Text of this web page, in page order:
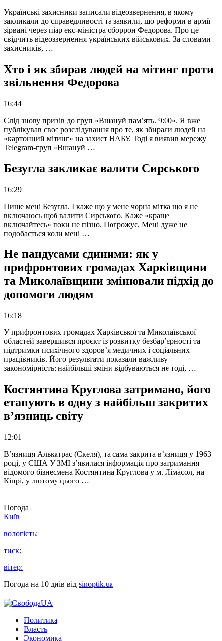
Українські захисники записали відеозвернення, в якому
закликали до справедливості та заявили, що реформи в армії
зірвані через піар екс-міністра оборрон Федорова. Про це
свідчить відеозвернення українських військових. За словами
захисників, …
Хто і як збирав людей на мітинг проти
звільнення Федорова
16:44
Слід знову привів до груп «Вшануй пам’ять. 9:00». Я вже
публікував своє розслідування про те, як збирали людей на
«картонний мітинг» на захист НАБУ. Тоді я виявив мережу
Telegram-груп «Вшануй …
Безугла закликає валити Сирського
16:29
Пише мені Безугла. І каже що у мене чорна мітка що я не
включаюсь щоб валити Сирського. Каже «краще
включайтесь» поки не пізно. Погрожує. Мені дуже не
подобається коли мені …
Не пандусами єдиними: як у
прифронтових громадах Харківщини
та Миколаївщини змінювали підхід до
допомоги людям
16:18
У прифронтових громадах Харківської та Миколаївської
областей завершився проєкт із розвитку безбар’єрності та
підтримки психічного здоров’я медичних і соціальних
працівників. Його результати показали важливу
закономірність: найбільші зміни відбуваються не тоді, …
Костянтина Круглова затримано, його
етапують в одну з найбільш закритих
в’язниць світу
12:01
В’язниця Алькатрас (Скеля), та сама закрита в’язниця у 1963
році, у США У ЗМІ з’явилася інформація про затримання
відомого бізнесмена Костянтина Круглова у м. Лімасол, на
Кіпрі, у лютому цього …
Погода
Київ
вологість:
тиск:
вітер:
Погода на 10 днів від sinoptik.ua
Политика
Власть
Экономика